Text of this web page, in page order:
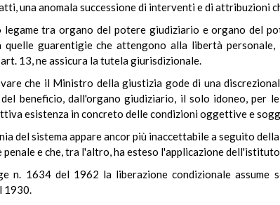
una anomala successione di interventi e di attribuzioni
tra organo del potere giudiziario e organo del
quelle guarentigie che attengono alla libertà
13, ne assicura la tutela giurisdizionale.
che il Ministro della giustizia gode di una
del beneficio, dall'organo giudiziario, il solo idoneo,
esistenza in concreto delle condizioni oggettive e
del sistema appare ancor più inaccettabile a seguito
penale e che, tra l'altro, ha esteso l'applicazione
n. 1634 del 1962 la liberazione condizionale assume
1930.